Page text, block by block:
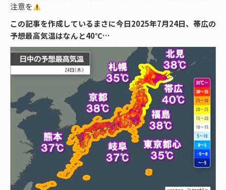
注意を
この記事を作成しているまさに今日2025年7月24日、帯広の
予想最高気温はなんと40℃…